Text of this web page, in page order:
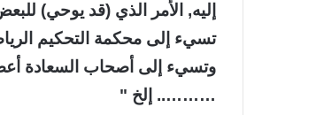
إليه, الأمر الذي (قد يوحي)
تسيء إلى محكمة التحكيم
وتسيء إلى أصحاب السعادة
……….. إلخ "